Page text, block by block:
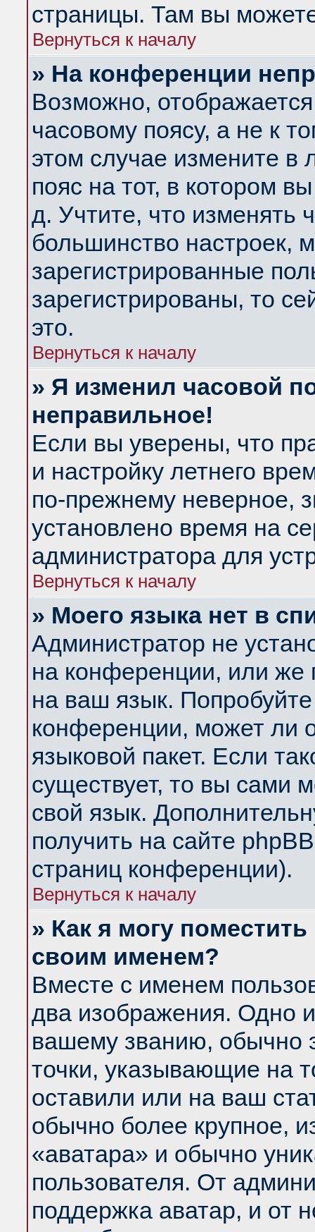
страницы. Там вы
Вернуться к началу
» На конференции
Возможно,
часовому поясу, а не к
этом случае измените в
пояс на тот, в котором
д. Учтите, что изменять
большинство настроек,
зарегистрированные
зарегистрированы, то
это.
Вернуться к началу
» Я изменил часовой
неправильное!
Если вы уверены, что
и настройку летнего
по-прежнему неверное,
установлено время на
администратора для
Вернуться к началу
» Моего языка нет в
Администратор не
на конференции, или же
на ваш язык.
конференции, может ли
языковой пакет. Если
существует, то вы сами
свой язык.
получить на сайте
страниц конференции).
Вернуться к началу
» Как я могу
своим именем?
Вместе с именем
два изображения. Одно
вашему званию, обычно
точки, указывающие на
оставили или на ваш
обычно более крупное,
«аватара» и обычно
пользователя. От
поддержка аватар, и от